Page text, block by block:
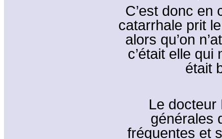
C’est donc en
catarrhale prit
alors qu’on
c’était elle
était
Le docteur
générales
fréquentes et